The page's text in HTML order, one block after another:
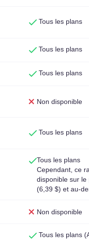
Tous les plans
Tous les plans
Tous les plans
Non disponible
Tous les plans
Tous les plans
Cependant, ce
disponible sur le
(6,39 $) et au-
Non disponible
Tous les plans